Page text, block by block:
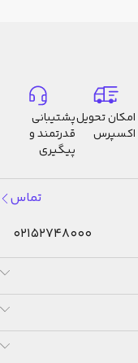
امکان تحویل
اکسپرس
پشتیبانی
قدرتمند و
پیگیری
تماس
02152748000